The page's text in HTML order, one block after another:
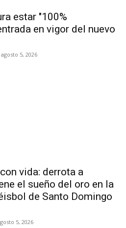
estar "100%
en vigor del nuevo
agosto 5, 2026
vida: derrota a
el sueño del oro en la
de Santo Domingo
5, 2026